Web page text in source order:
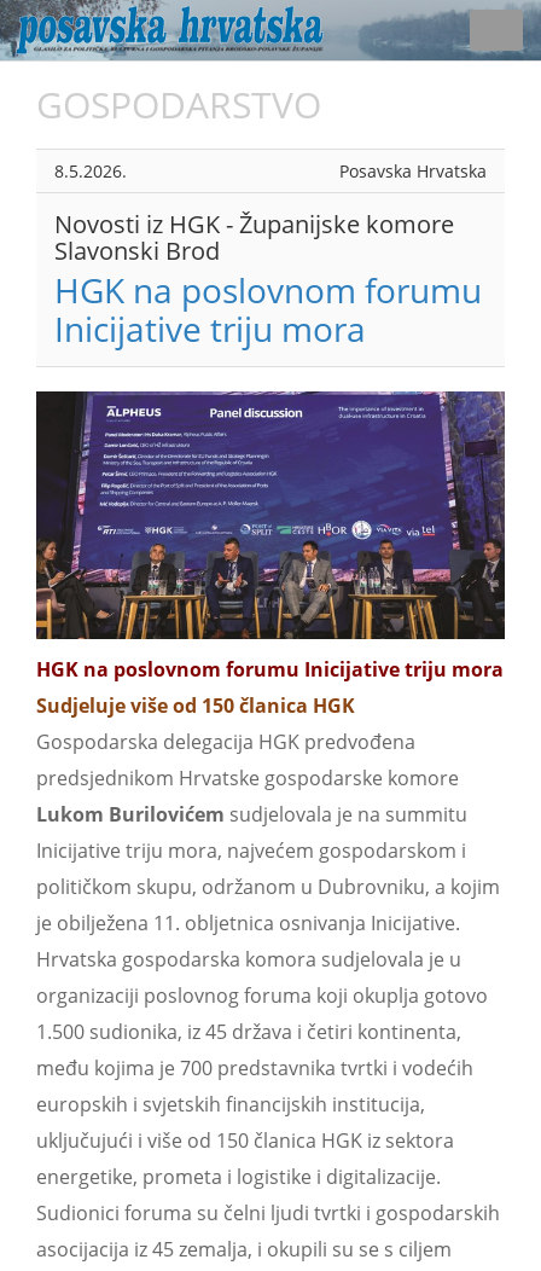
GOSPODARSTVO
8.5.2026. Posavska Hrvatska
Novosti iz HGK - Županijske komore
Slavonski Brod
HGK na poslovnom forumu
Inicijative triju mora
HGK na poslovnom forumu Inicijative triju mora
Sudjeluje više od 150 članica HGK
Gospodarska delegacija HGK predvođena
predsjednikom Hrvatske gospodarske komore
Lukom Burilovićem sudjelovala je na summitu
Inicijative triju mora, najvećem gospodarskom i
političkom skupu, održanom u Dubrovniku, a kojim
je obilježena 11. obljetnica osnivanja Inicijative.
Hrvatska gospodarska komora sudjelovala je u
organizaciji poslovnog foruma koji okuplja gotovo
1.500 sudionika, iz 45 država i četiri kontinenta,
među kojima je 700 predstavnika tvrtki i vodećih
europskih i svjetskih financijskih institucija,
uključujući i više od 150 članica HGK iz sektora
energetike, prometa i logistike i digitalizacije.
Sudionici foruma su čelni ljudi tvrtki i gospodarskih
asocijacija iz 45 zemalja, i okupili su se s ciljem